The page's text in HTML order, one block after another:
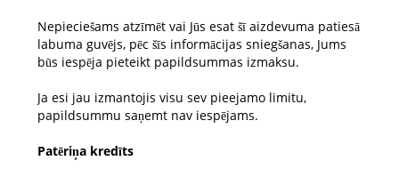
Nepieciešams atzīmēt vai Jūs esat šī aizdevuma patiesā
labuma guvējs, pēc šīs informācijas sniegšanas, Jums
būs iespēja pieteikt papildsummas izmaksu.
Ja esi jau izmantojis visu sev pieejamo limitu,
papildsummu saņemt nav iespējams.
Patēriņa kredīts